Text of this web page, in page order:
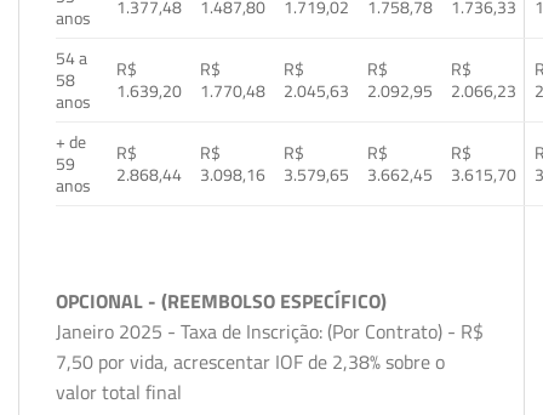
anos
1.377,48
1.487,80
1.719,02
1.758,78
1.736,33
54 a
58
anos
R$
1.639,20
R$
1.770,48
R$
2.045,63
R$
2.092,95
R$
2.066,23
+ de
59
anos
R$
2.868,44
R$
3.098,16
R$
3.579,65
R$
3.662,45
R$
3.615,70
OPCIONAL - (REEMBOLSO ESPECÍFICO)
Janeiro 2025 - Taxa de Inscrição: (Por Contrato) - R$
7,50 por vida, acrescentar IOF de 2,38% sobre o
valor total final